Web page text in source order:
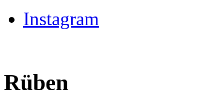
Instagram
Rüben